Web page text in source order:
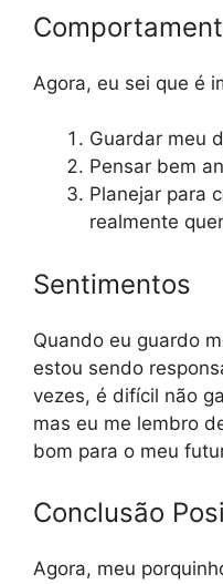
Agora, eu sei que é
Guardar meu
Pensar bem
Planejar para
realmente
Sentimentos
Quando eu guardo
estou sendo
vezes, é difícil não
mas eu me lembro
bom para o meu
Conclusão
Agora, meu